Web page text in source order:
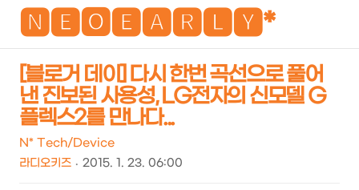
🅽🅴🅾🅴🅰🆁🅻🆈*
검
[블로거 데이] 다시 한번 곡선으로 풀어
낸 진보된 사용성, LG전자의 신모델 G
플렉스2를 만나다...
N* Tech/Device
라디오키즈
2015. 1. 23. 06:00